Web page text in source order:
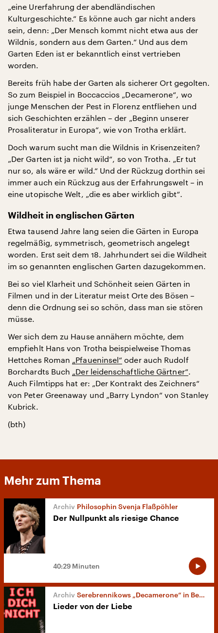
„eine Urerfahrung der abendländischen
Kulturgeschichte.“ Es könne auch gar nicht anders
sein, denn: „Der Mensch kommt nicht etwa aus der
Wildnis, sondern aus dem Garten.“ Und aus dem
Garten Eden ist er bekanntlich einst vertrieben
worden.
Bereits früh habe der Garten als sicherer Ort gegolten.
So zum Beispiel in Boccaccios „Decamerone“, wo
junge Menschen der Pest in Florenz entfliehen und
sich Geschichten erzählen – der „Beginn unserer
Prosaliteratur in Europa“, wie von Trotha erklärt.
Doch warum sucht man die Wildnis in Krisenzeiten?
„Der Garten ist ja nicht wild“, so von Trotha. „Er tut
nur so, als wäre er wild.“ Und der Rückzug dorthin sei
immer auch ein Rückzug aus der Erfahrungswelt – in
eine utopische Welt, „die es aber wirklich gibt“.
Wildheit in englischen Gärten
Etwa tausend Jahre lang seien die Gärten in Europa
regelmäßig, symmetrisch, geometrisch angelegt
worden. Erst seit dem 18. Jahrhundert sei die Wildheit
im so genannten englischen Garten dazugekommen.
Bei so viel Klarheit und Schönheit seien Gärten in
Filmen und in der Literatur meist Orte des Bösen –
denn die Ordnung sei so schön, dass man sie stören
müsse.
Wer sich dem zu Hause annähern möchte, dem
empfiehlt Hans von Trotha beispielweise Thomas
Hettches Roman „Pfaueninsel“ oder auch Rudolf
Borchardts Buch „Der leidenschaftliche Gärtner“.
Auch Filmtipps hat er: „Der Kontrakt des Zeichners“
von Peter Greenaway und „Barry Lyndon“ von Stanley
Kubrick.
(bth)
Mehr zum Thema
Philosophin Svenja Flaßpöhler
Der Nullpunkt als riesige Chance
40:29 Minuten
Serebrennikows „Decamerone“ in Berlin
Lieder von der Liebe